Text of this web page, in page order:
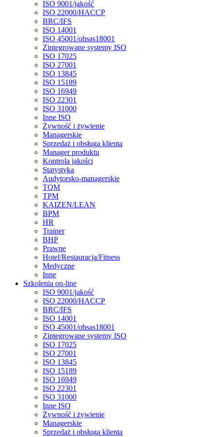
ISO 9001/jakość
ISO 22000/HACCP
BRC/IFS
ISO 14001
ISO 45001/ohsas18001
Zintegrowane systemy ISO
ISO 17025
ISO 27001
ISO 13845
ISO 15189
ISO 16949
ISO 22301
ISO 31000
Inne ISO
Żywność i żywienie
Managerskie
Sprzedaż i obsługa klienta
Manager produktu
Kontrola jakości
Statystyka
Audytorsko-managerskie
TQM
TPM
KAIZEN/LEAN
BPM
HR
Trainer
BHP
Prawne
Hotel/Restauracja/Fitness
Medyczne
Inne
Szkolenia on-line
ISO 9001/jakość
ISO 22000/HACCP
BRC/IFS
ISO 14001
ISO 45001/ohsas18001
Zintegrowane systemy ISO
ISO 17025
ISO 27001
ISO 13845
ISO 15189
ISO 16949
ISO 22301
ISO 31000
Inne ISO
Żywność i żywienie
Managerskie
Sprzedaż i obsługa klienta